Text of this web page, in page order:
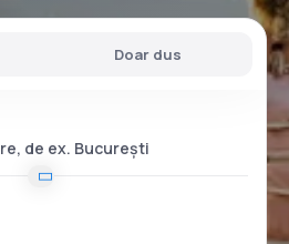
Doar dus